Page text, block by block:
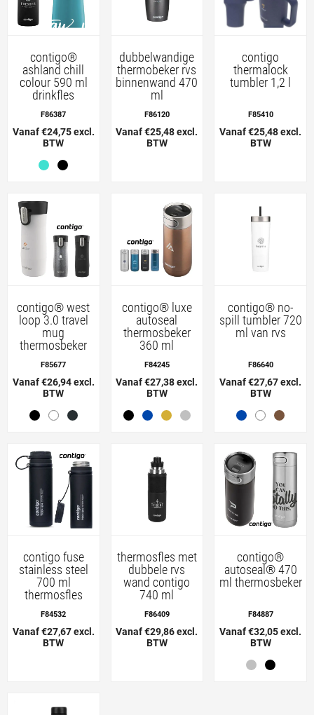
contigo®
ashland chill
colour 590 ml
drinkfles
F86387
Vanaf €24,75 excl.
BTW
dubbelwandige
thermobeker rvs
binnenwand 470
ml
F86120
Vanaf €25,48 excl.
BTW
contigo
thermalock
tumbler 1,2 l
F85410
Vanaf €25,48 excl.
BTW
contigo® west
loop 3.0 travel
mug
thermosbeker
F85677
Vanaf €26,94 excl.
BTW
contigo® luxe
autoseal
thermosbeker
360 ml
F84245
Vanaf €27,38 excl.
BTW
contigo® no-
spill tumbler 720
ml van rvs
F86640
Vanaf €27,67 excl.
BTW
contigo fuse
stainless steel
700 ml
thermosfles
F84532
Vanaf €27,67 excl.
BTW
thermosfles met
dubbele rvs
wand contigo
740 ml
F86409
Vanaf €29,86 excl.
BTW
contigo®
autoseal® 470
ml thermosbeker
F84887
Vanaf €32,05 excl.
BTW